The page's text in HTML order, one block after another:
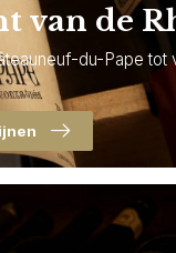
van de
du-Pape